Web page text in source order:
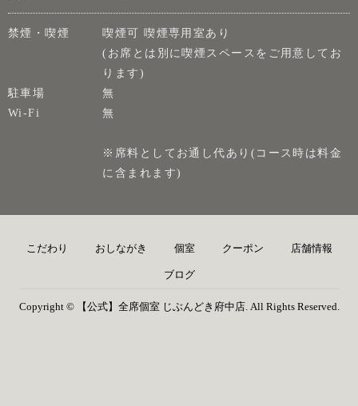
禁煙・喫煙
喫煙可 喫煙専用室あり
(お席とは別に喫煙スペースをご用意してお
ります)
駐車場
無
Wi-Fi
無
※席料としてお通し代あり(コース時は料金
に含まれます)
こだわり おしながき 個室 クーポン 店舗情報
ブログ
Copyright © 【公式】全席個室 じぶんどき府中店. All Rights Reserved.